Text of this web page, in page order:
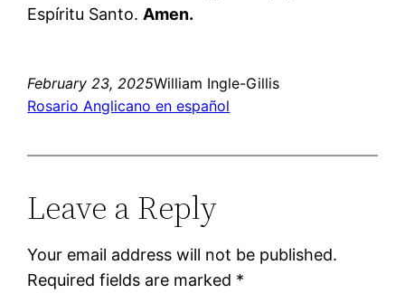
Espíritu Santo.Amen.
February 23, 2025William Ingle-Gillis
Rosario Anglicano en español
Leave a Reply
Your email address will not be published.
Required fields are marked *